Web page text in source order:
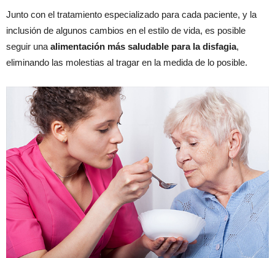
Junto con el tratamiento especializado para cada paciente, y la
inclusión de algunos cambios en el estilo de vida, es posible
seguir una alimentación más saludable para la disfagia,
eliminando las molestias al tragar en la medida de lo posible.